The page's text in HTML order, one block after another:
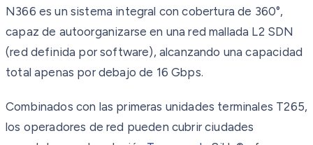
N366 es un sistema integral con cobertura de 360°,
capaz de autoorganizarse en una red mallada L2 SDN
(red definida por software), alcanzando una capacidad
total apenas por debajo de 16 Gbps.
Combinados con las primeras unidades terminales T265,
los operadores de red pueden cubrir ciudades